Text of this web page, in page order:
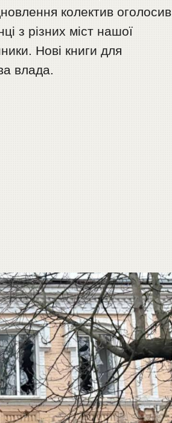
колектив оголосив
з різних міст нашої
Нові книги для
влада.